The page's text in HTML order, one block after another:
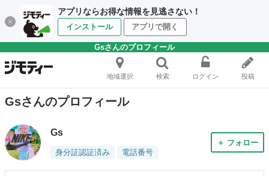
アプリならお得な情報を見逃さない！
インストール アプリで開く
Gsさんのプロフィール
地域選択 検索 ログイン 投稿
Gsさんのプロフィール
Gs
身分証認証済み 電話番号
＋ フォロー